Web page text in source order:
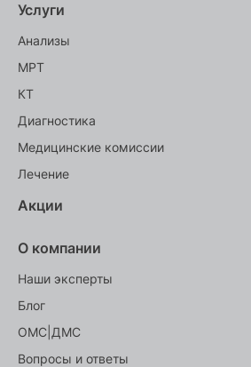
Услуги
Анализы
МРТ
КТ
Диагностика
Медицинские комиссии
Лечение
Акции
О компании
Наши эксперты
Блог
ОМС|ДМС
Вопросы и ответы